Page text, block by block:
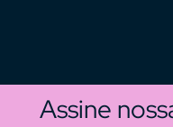
Assine